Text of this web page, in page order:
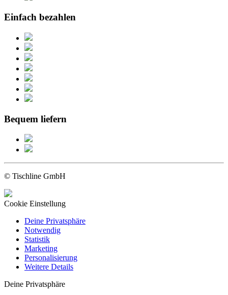
Einfach bezahlen
Bequem liefern
© Tischline GmbH
Cookie Einstellung
Deine Privatsphäre
Notwendig
Statistik
Marketing
Personalisierung
Weitere Details
Deine Privatsphäre